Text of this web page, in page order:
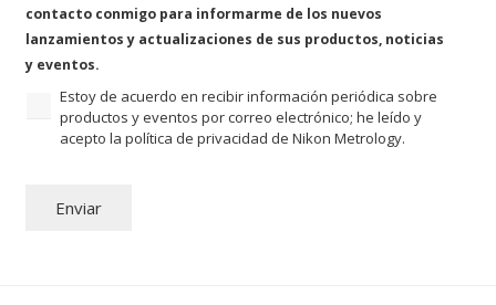
contacto conmigo para informarme de los nuevos
lanzamientos y actualizaciones de sus productos, noticias
y eventos.
Estoy de acuerdo en recibir información periódica sobre
productos y eventos por correo electrónico; he leído y
acepto la política de privacidad de Nikon Metrology.
Enviar